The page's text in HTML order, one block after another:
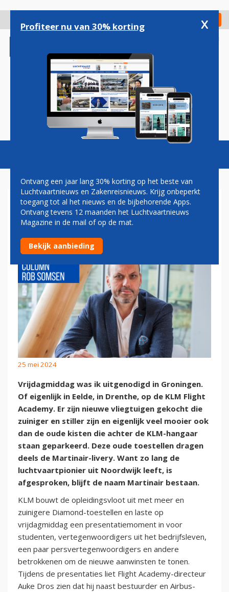
gaan
Check in
Magazine Podcasts Vacatures
ER GAAT NIETS BOVEN EEN
BEETJE GELUIDSOVERLAST
25 mei 2024
Vrijdagmiddag was ik uitgenodigd in Groningen.
Of eigenlijk in Eelde, in Drenthe, op de KLM Flight
Academy. Er zijn nieuwe vliegtuigen gekocht die
zuiniger en stiller zijn en eigenlijk veel mooier ook
dan de oude kisten die achter de KLM-hangaar
staan geparkeerd. Deze oude toestellen dragen
deels de Martinair-livery. Want zo lang de
luchtvaartpionier uit Noordwijk leeft, is
afgesproken, blijft de naam Martinair bestaan.
KLM bouwt de opleidingsvloot uit met meer en
zuinigere Diamond-toestellen en laste op
vrijdagmiddag een presentatiemoment in voor
studenten, vertegenwoordigers uit het bedrijfsleven,
een paar persvertegenwoordigers en andere
betrokkenen om de nieuwe aanwinsten te tonen.
Tijdens de presentaties liet Flight Academy-directeur
Auke Dros zien dat hij naast bestuurder en Airbus-
Profiteer nu van 30% korting x
Ontvang een jaar lang 30% korting op het beste van
Luchtvaartnieuws en Zakenreisnieuws. Krijg onbeperkt
toegang tot al het nieuws en de bijbehorende Apps.
Ontvang tevens 12 maanden het Luchtvaartnieuws
Magazine in de mail of op de mat.
Bekijk aanbieding